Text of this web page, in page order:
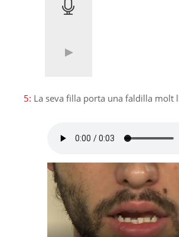
5: La seva filla porta una faldilla molt